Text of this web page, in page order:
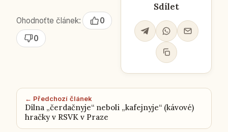
Ohodnoťte článek:
0
0
Sdílet
← Předchozí článek
Dílna „čerdačnyje“ neboli „kafejnyje“ (kávové)
hračky v RSVK v Praze